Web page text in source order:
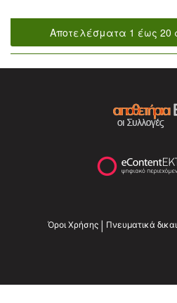
Αποτελέσματα 1 έως 20